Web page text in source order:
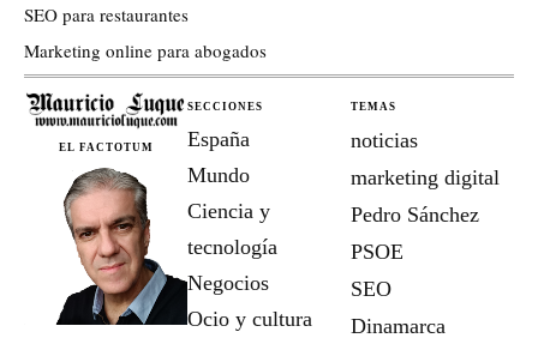
SEO para restaurantes
Marketing online para abogados
EL FACTOTUM
SECCIONES
España
Mundo
Ciencia y
tecnología
Negocios
Ocio y cultura
TEMAS
noticias
marketing digital
Pedro Sánchez
PSOE
SEO
Dinamarca